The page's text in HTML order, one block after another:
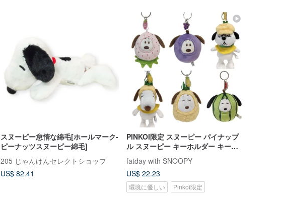
スヌーピー怠惰な綿毛[ホールマーク-
ピーナッツスヌーピー綿毛]
205 じゃんけんセレクトショップ
US$ 82.41
PINKOI限定 スヌーピー パイナップ
ル スヌーピー キーホルダー キーリ
ング バッグチャーム フルーツスヌー
ピー
fatday with SNOOPY
US$ 22.23
環境に優しい Pinkoi限定